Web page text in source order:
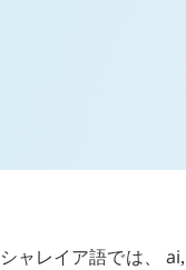
シャレイア語では、 ai,